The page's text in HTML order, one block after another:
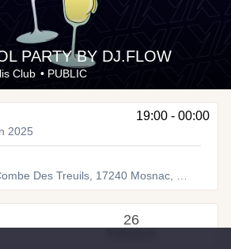
PARTY BY DJ.FLOW
Club • PUBLIC
19:00 - 00:00
2025
Des Treuils, 17240 Mosnac, France
26